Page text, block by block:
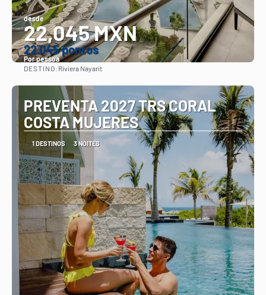
desde
22,045 MXN
22.045 pontos
Por pessoa
DESTINO: Riviera Nayarit
PREVENTA 2027 TRS CORAL
COSTA MUJERES
1 DESTINOS 3 NOITES